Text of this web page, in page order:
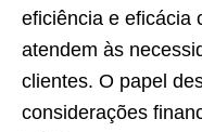
eficiência e eficácia
atendem às
clientes. O papel
considerações